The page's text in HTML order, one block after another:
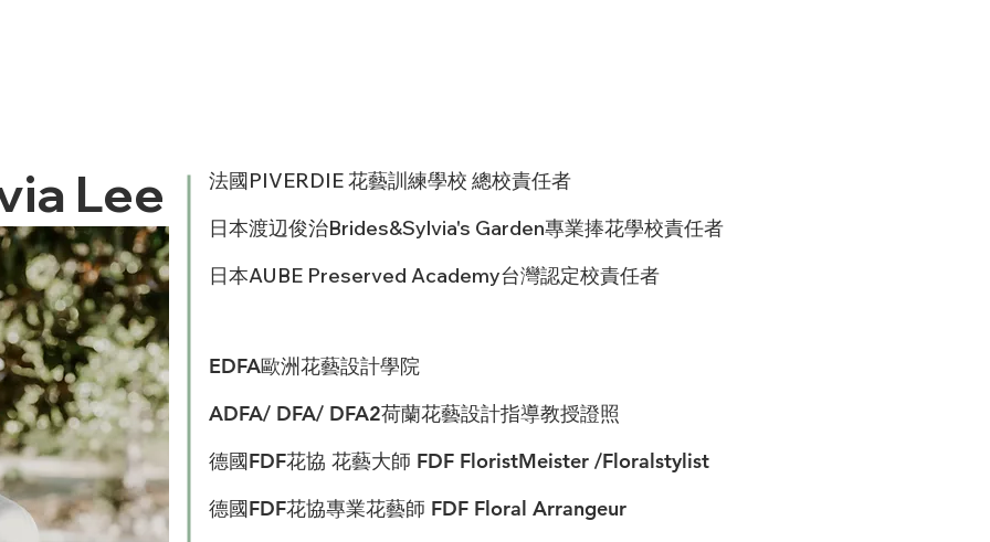
Lee
​EDFA歐洲花藝設計學院
ADFA/ DFA/ DFA2荷蘭花藝設計指導教授證照
德國FDF花協 花藝大師 FDF FloristMeister /Floralstylist
德國FDF花協專業花藝師 FDF Floral Arrangeur
​法國PIVERDIE 花藝訓練學校 總校責任者
日本渡辺俊治Brides&Sylvia's Garden專業捧花學校責任者
日本AUBE Preserved Academy台灣認定校責任者